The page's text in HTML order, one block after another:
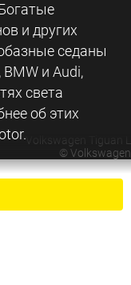
и других
седаны
и Audi,
света
об этих
Volkswagen Tiguan L
© Volkswagen